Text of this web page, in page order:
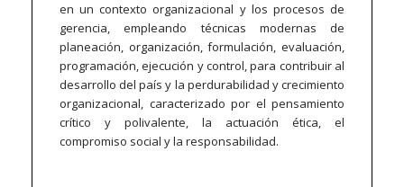
en un contexto organizacional y los procesos de
gerencia, empleando técnicas modernas de
planeación, organización, formulación, evaluación,
programación, ejecución y control, para contribuir al
desarrollo del país y la perdurabilidad y crecimiento
organizacional, caracterizado por el pensamiento
crítico y polivalente, la actuación ética, el
compromiso social y la responsabilidad.